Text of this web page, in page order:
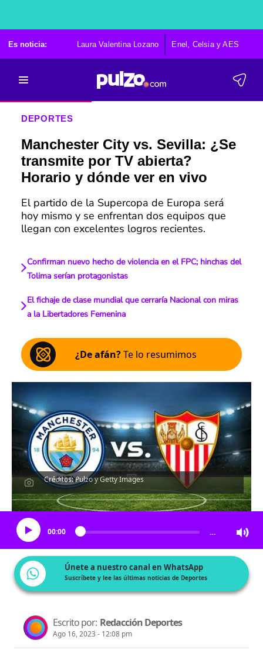
Es noticia: Laura Valentina Lozano Enel, Celsia y AES
DEPORTES
Manchester City vs. Sevilla: ¿Se
transmite por TV abierta?
Horario y dónde ver en vivo
El partido de la Supercopa de Europa será
hoy mismo y se enfrentan dos equipos que
llegan con excelentes logros recientes.
Confirman nuevo hecho de violencia en el FPC; hinchas del
Tolima serían protagonistas
El fichaje de clase mundial que cerraría Nacional con miras
a la Libertadores Femenina
¿De afán?Te lo resumimos
Créditos: Pulzo y Getty Images
Escucha el artículo
00:00 …
Únete a nuestro canal en WhatsApp
Suscríbete y lee las últimas noticias de Deportes
Escrito por: Redacción Deportes
Ago 16, 2023 - 12:08 pm